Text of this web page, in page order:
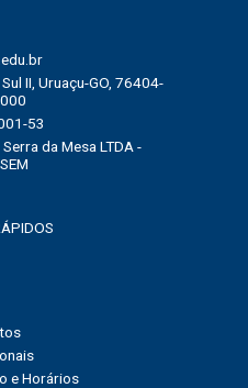
II, Uruaçu-GO, 76404-
000
53
da Mesa LTDA -
e Horários